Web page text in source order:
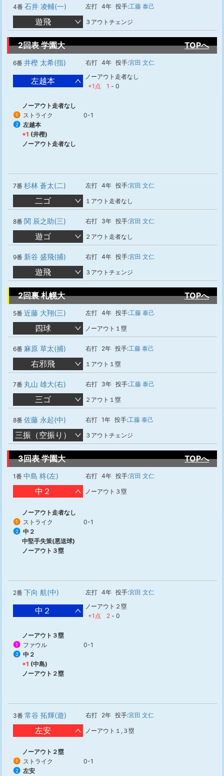
4番 石井 凌輔(一) 左打 4年 投手:工藤 泰己
遊飛 ３アウトチェンジ
2回表 学園大 TOPへ
6番 井樫 太希(指) 右打 4年 投手:宮田 文仁
左越本
ノーアウト走者なし
+1点
1 - 0
ノーアウト走者なし
1 ストライク 0-1
2
左越本
+1 (井樫)
ノーアウト走者なし
7番 杉林 蒼太(二) 左打 4年 投手:宮田 文仁
二ゴ １アウト走者なし
8番 関 辰之助(三) 右打 3年 投手:宮田 文仁
遊ゴ ２アウト走者なし
9番 新谷 盛飛(捕) 右打 4年 投手:宮田 文仁
遊飛 ３アウトチェンジ
2回裏 札幌大 TOPへ
5番 近藤 大翔(三) 左打 4年 投手:工藤 泰己
四球 ノーアウト１塁
6番 麻原 草太(捕) 右打 2年 投手:工藤 泰己
右邪飛 １アウト１塁
7番 丸山 雄大(右) 右打 3年 投手:工藤 泰己
三ゴ ２アウト１塁
8番 佐藤 永起(中) 右打 1年 投手:工藤 泰己
三振（空振り） ３アウトチェンジ
3回表 学園大 TOPへ
1番 中島 柊(左) 右打 4年 投手:宮田 文仁
中２ ノーアウト３塁
ノーアウト走者なし
1 ストライク 0-1
2
中２
中堅手失策(悪送球)
ノーアウト３塁
2番 下向 航(中) 左打 4年 投手:宮田 文仁
中２
ノーアウト２塁
+1点
2 - 0
ノーアウト３塁
1 ファウル 0-1
2
中２
+1 (中島)
ノーアウト２塁
3番 常谷 拓輝(遊) 右打 2年 投手:宮田 文仁
左安 ノーアウト１,３塁
ノーアウト２塁
1 ストライク 0-1
2
左安